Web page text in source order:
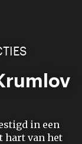
in een
hart van het